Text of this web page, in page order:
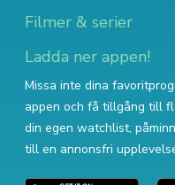
Filmer & serier
Ladda ner appen!
Missa inte dina
appen och få tillgång till
din egen watchlist,
till en annonsfri